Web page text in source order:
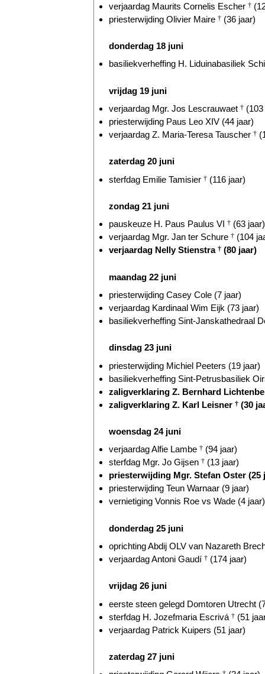
verjaardag Maurits Cornelis Escher †
priesterwijding Olivier Maire † (36 jaar)
donderdag 18 juni
basiliekverheffing H. Liduinabasiliek
vrijdag 19 juni
verjaardag Mgr. Jos Lescrauwaet †
priesterwijding Paus Leo XIV (44 jaar)
verjaardag Z. Maria-Teresa Tauscher †
zaterdag 20 juni
sterfdag Emilie Tamisier † (116 jaar)
zondag 21 juni
pauskeuze H. Paus Paulus VI † (63 jaar)
verjaardag Mgr. Jan ter Schure † (104
verjaardag Nelly Stienstra † (80 jaar)
maandag 22 juni
priesterwijding Casey Cole (7 jaar)
verjaardag Kardinaal Wim Eijk (73 jaar)
basiliekverheffing Sint-Janskathedraal
dinsdag 23 juni
priesterwijding Michiel Peeters (19 jaar)
basiliekverheffing Sint-Petrusbasiliek
zaligverklaring Z. Bernhard
zaligverklaring Z. Karl Leisner † (30
woensdag 24 juni
verjaardag Alfie Lambe † (94 jaar)
sterfdag Mgr. Jo Gijsen † (13 jaar)
priesterwijding Mgr. Stefan Oster (25
priesterwijding Teun Warnaar (9 jaar)
vernietiging Vonnis Roe vs Wade (4 jaar)
donderdag 25 juni
oprichting Abdij OLV van Nazareth
verjaardag Antoni Gaudí † (174 jaar)
vrijdag 26 juni
eerste steen gelegd Domtoren Utrecht
sterfdag H. Jozefmaria Escrivá † (51
verjaardag Patrick Kuipers (51 jaar)
zaterdag 27 juni